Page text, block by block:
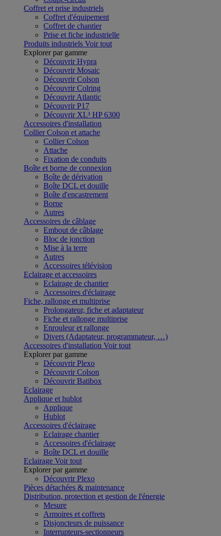
Coffret et prise industriels
Coffret d'équipement
Coffret de chantier
Prise et fiche industrielle
Produits industriels Voir tout
Explorer par gamme
Découvrir Hypra
Découvrir Mosaic
Découvrir Colson
Découvrir Colring
Découvrir Atlantic
Découvrir P17
Découvrir XL³ HP 6300
Accessoires d'installation
Collier Colson et attache
Collier Colson
Attache
Fixation de conduits
Boîte et borne de connexion
Boîte de dérivation
Boîte DCL et douille
Boîte d'encastrement
Borne
Autres
Accessoires de câblage
Embout de câblage
Bloc de jonction
Mise à la terre
Autres
Accessoires télévision
Eclairage et accessoires
Eclairage de chantier
Accessoires d'éclairage
Fiche, rallonge et multiprise
Prolongateur, fiche et adaptateur
Fiche et rallonge multiprise
Enrouleur et rallonge
Divers (Adaptateur, programmateur, …)
Accessoires d'installation Voir tout
Explorer par gamme
Découvrir Plexo
Découvrir Colson
Découvrir Batibox
Eclairage
Applique et hublot
Applique
Hublot
Accessoires d'éclairage
Eclairage chantier
Accessoires d'éclairage
Boîte DCL et douille
Eclairage Voir tout
Explorer par gamme
Découvrir Plexo
Pièces détachées & maintenance
Distribution, protection et gestion de l'énergie
Mesure
Armoires et coffrets
Disjoncteurs de puissance
Interrupteurs-sectionneurs